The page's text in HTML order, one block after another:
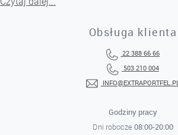
Obsługa klienta
22 388 66 66
503 210 004
INFO@EXTRAPORTFEL.PL
Godziny pracy
Dni robocze 08:00-20:00